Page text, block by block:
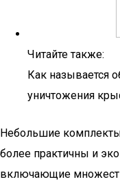
Читайте также:
Как называется
уничтожения
Небольшие
более практичны и
включающие